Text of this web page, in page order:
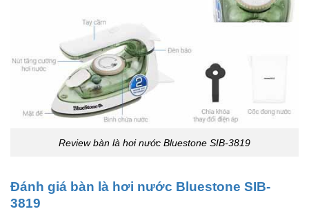
Review bàn là hơi nước Bluestone SIB-3819
Đánh giá bàn là hơi nước Bluestone SIB-
3819